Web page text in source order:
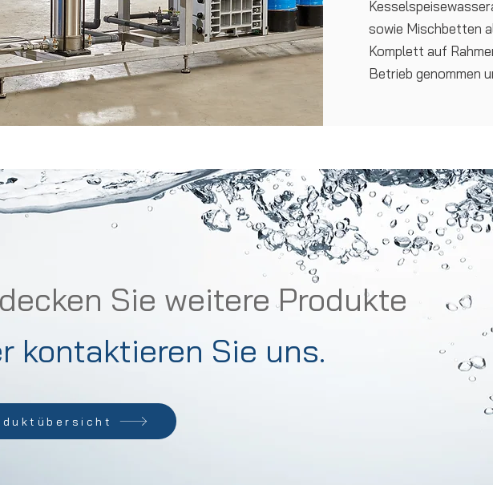
sowie Mischbetten
Komplett auf
Betrieb genommen
Sie weitere Produkte
kontaktieren Sie uns.